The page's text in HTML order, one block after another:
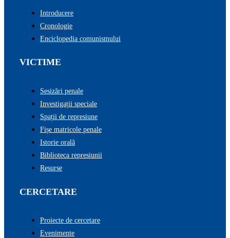
Introducere
Cronologie
Enciclopedia comunismului
VICTIME
Sesizări penale
Investigații speciale
Spații de represiune
Fișe matricole penale
Istorie orală
Biblioteca represiunii
Resurse
CERCETARE
Proiecte de cercetare
Evenimente